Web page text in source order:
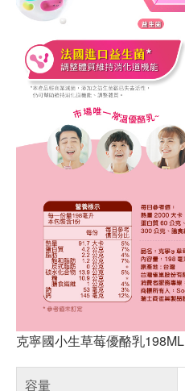
克寧國小生草莓優酪乳198ML
容量